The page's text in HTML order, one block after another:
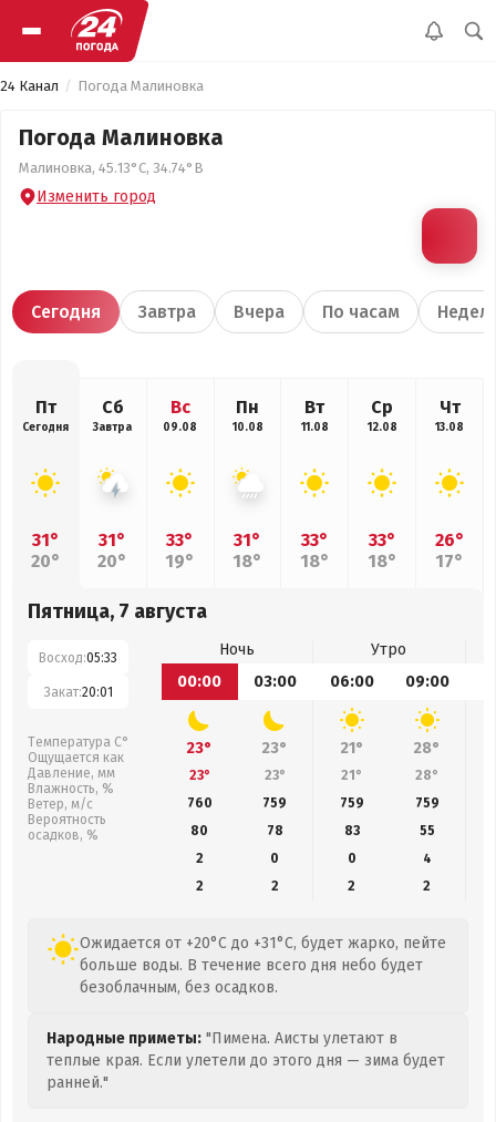
24 Канал Погода Малиновка
Погода Малиновка
Малиновка, 45.13°С, 34.74°В
Изменить город
Сегодня Завтра Вчера По часам
Пт
Сегодня
31°
20°
Сб
Завтра
31°
20°
Вс
09.08
33°
19°
Пн
10.08
31°
18°
Вт
11.08
33°
18°
Ср
12.08
33°
18°
Чт
13.08
26°
17°
Пятница, 7 августа
Восход:05:33
Закат:20:01
Температура С°
Ощущается как
Давление, мм
Влажность, %
Ветер, м/с
Вероятность
осадков, %
Ночь
Утро
00:00
03:00 06:00 09:00
23° 23° 21° 28°
23° 23° 21° 28°
760
759 759 759
80
78 83 55
2
0 0
4
2
2 2 2
Ожидается от +20°C до +31°C, будет жарко, пейте
больше воды. В течение всего дня небо будет
безоблачным, без осадков.
Народные приметы: "Пимена. Аисты улетают в
теплые края. Если улетели до этого дня — зима будет
ранней."